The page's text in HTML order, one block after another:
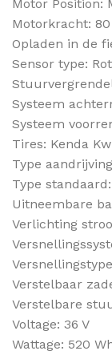
Motor Position:
Motorkracht:
Opladen in de
Sensor type:
Systeem
Systeem
Tires: Kenda
Type
Type
Uitneembare
Verlichting
Verstelbaar
Verstelbare
Voltage: 36 V
Wattage: 520